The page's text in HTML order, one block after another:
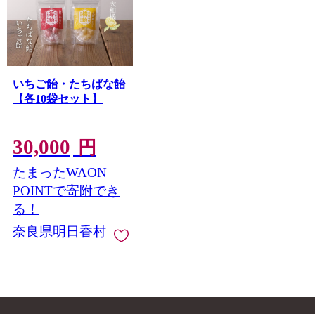
いちご飴・たちばな飴
【各10袋セット】
30,000 円
たまったWAON
POINTで寄附でき
る！
奈良県明日香村